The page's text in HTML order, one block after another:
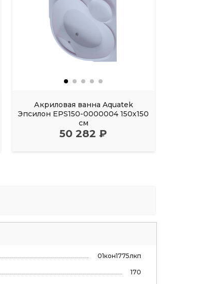
Акриловая ванна Aquatek
Эпсилон EPS150-0000004 150х150
см
50 282 ₽
01кон1775лкп
170